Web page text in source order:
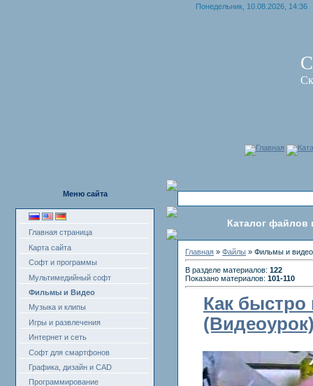
Понедельник, 10.08.2026, 14:36
Главная
Меню сайта
Главная страница
Карта сайта
Софт и программы
Мультимедийный софт
Фильмы и Видео
Музыка и клипы
Игры и развлечения
Интернет и сеть
Софт для смартфонов
Графика, дизайн и CAD
Программирование
Каталог
Главная » Файлы » Фильмы и видео
В разделе материалов: 122
Показано материалов: 101-110
Как быстро